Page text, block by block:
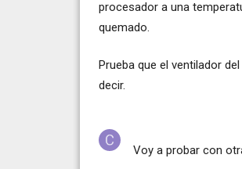
procesador a una
quemado.
Prueba que el ventilador
decir.
Voy a probar con